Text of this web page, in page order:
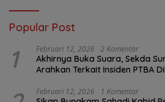
Popular Post
1 Februari 12, 2026 2 Komentar
Akhirnya Buka Suara, Sekda
Arahkan Terkait Insiden PTBA
Februari 12, 2026 1 Komentar